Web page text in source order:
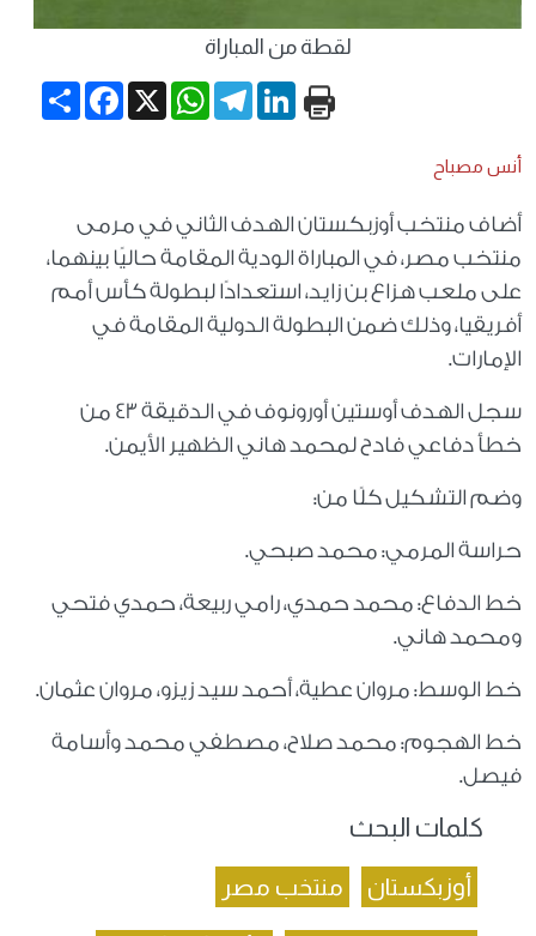
لقطة من المباراة
Share
Facebook X
WhatsApp
TelegramLinkedIn
أنس مصباح
أضاف منتخب أوزبكستان الهدف الثاني في مرمى
منتخب مصر، في المباراة الودية المقامة حاليًا بينهما،
على ملعب هزاع بن زايد، استعدادًا لبطولة كأس أمم
أفريقيا، وذلك ضمن البطولة الدولية المقامة في
الإمارات.
سجل الهدف أوستين أورونوف في الدقيقة 43 من
خطأ دفاعي فادح لمحمد هاني الظهير الأيمن.
وضم التشكيل كلًا من:
حراسة المرمي: محمد صبحي.
خط الدفاع: محمد حمدي، رامي ربيعة، حمدي فتحي
ومحمد هاني.
خط الوسط: مروان عطية، أحمد سيد زيزو، مروان عثمان.
خط الهجوم: محمد صلاح، مصطفي محمد وأسامة
فيصل.
كلمات البحث
أوزبكستان منتخب مصر